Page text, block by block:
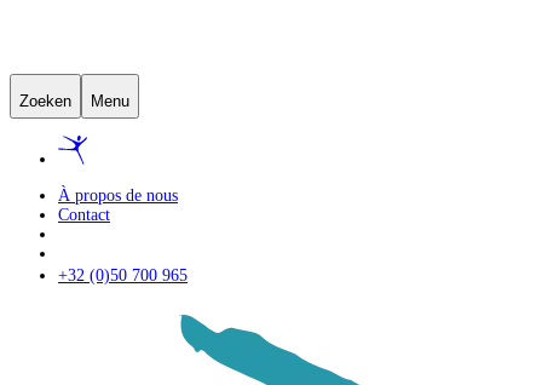
Zoeken Menu
À propos de nous
Contact
+32 (0)50 700 965